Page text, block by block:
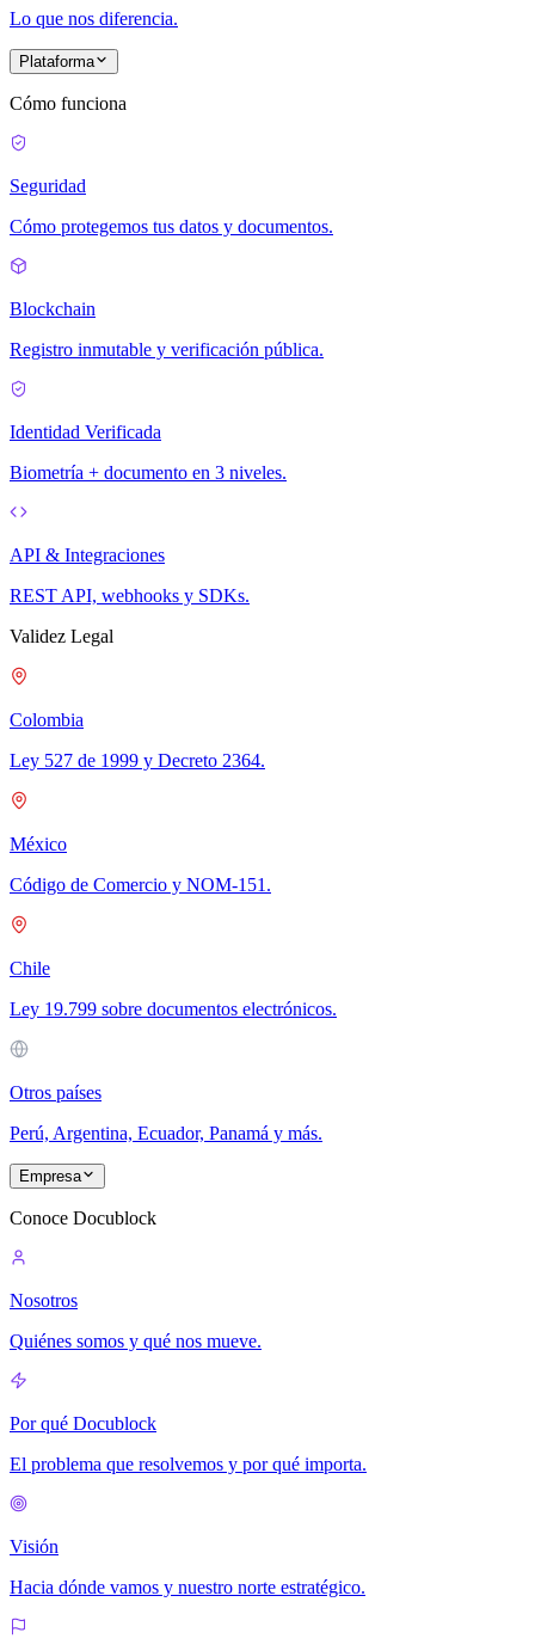
Lo que nos diferencia.
Plataforma
Cómo funciona
Seguridad
Cómo protegemos tus datos y documentos.
Blockchain
Registro inmutable y verificación pública.
Identidad Verificada
Biometría + documento en 3 niveles.
API & Integraciones
REST API, webhooks y SDKs.
Validez Legal
Colombia
Ley 527 de 1999 y Decreto 2364.
México
Código de Comercio y NOM-151.
Chile
Ley 19.799 sobre documentos electrónicos.
Otros países
Perú, Argentina, Ecuador, Panamá y más.
Empresa
Conoce Docublock
Nosotros
Quiénes somos y qué nos mueve.
Por qué Docublock
El problema que resolvemos y por qué importa.
Visión
Hacia dónde vamos y nuestro norte estratégico.